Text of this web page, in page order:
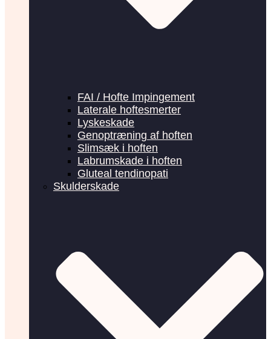
FAI / Hofte Impingement
Laterale hoftesmerter
Lyskeskade
Genoptræning af hoften
Slimsæk i hoften
Labrumskade i hoften
Gluteal tendinopati
Skulderskade